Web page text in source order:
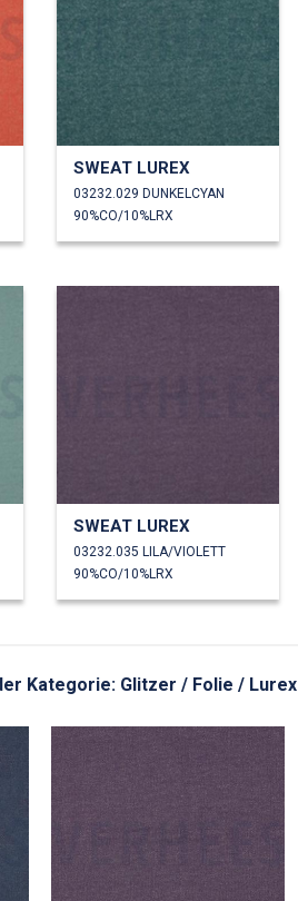
SWEAT LUREX
03232.029 DUNKELCYAN
90%CO/10%LRX
SWEAT LUREX
03232.035 LILA/VIOLETT
90%CO/10%LRX
Kategorie: Glitzer / Folie /